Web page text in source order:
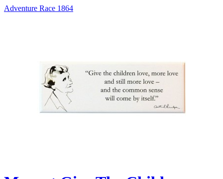
Adventure Race 1864